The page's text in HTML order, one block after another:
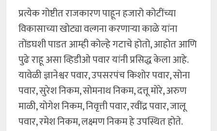
प्रत्येक गोष्टीत राजकारण पाहून हजारो कोटींच्या
विकासाच्या खोट्या वल्गना करणाऱ्या काळे यांना
तोंडघशी पाडत आम्ही कोल्हे गटाचे होतो, आहोत आणि
पुढे राहू असा व्हिडीओ पवार यांनी प्रसिद्ध केला आहे.
यावेळी ज्ञानेश्वर पवार, उपसरपंच किशोर पवार, सोना
पवार, सुरेश निकम, सोमनाथ निकम, दत्तू मोरे, अरुण
माळी, योगेश निकम, निवृत्ती पवार, रवींद्र पवार, जालू
पवार, रमेश निकम, लक्ष्मण निकम हे उपस्थित होते.